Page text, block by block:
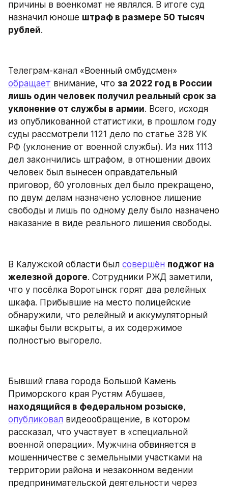
причины в военкомат не являлся. В итоге суд
назначил юноше штраф в размере 50 тысяч
рублей.
обращает внимание, что за 2022 год в России
лишь один человек получил реальный срок за
уклонение от службы в армии. Всего, исходя
из опубликованной статистики, в прошлом году
суды рассмотрели 1121 дело по статье 328 УК
РФ (уклонение от военной службы). Из них 1113
дел закончились штрафом, в отношении двоих
человек был вынесен оправдательный
приговор, 60 уголовных дел было прекращено,
по двум делам назначено условное лишение
свободы и лишь по одному делу было назначено
наказание в виде реального лишения свободы.
В Калужской области был совершён поджог на
железной дороге. Сотрудники РЖД заметили,
что у посёлка Воротынск горят два релейных
шкафа. Прибывшие на место полицейские
обнаружили, что релейный и аккумуляторный
шкафы были вскрыты, а их содержимое
полностью выгорело.
Бывший глава города Большой Камень
находящийся в федеральном розыске
опубликовал видеообращение, в котором
рассказал, что участвует в «специальной
военной операции». Мужчина обвиняется в
мошенничестве с земельными участками на
территории района и незаконном ведении
предпринимательской деятельности через